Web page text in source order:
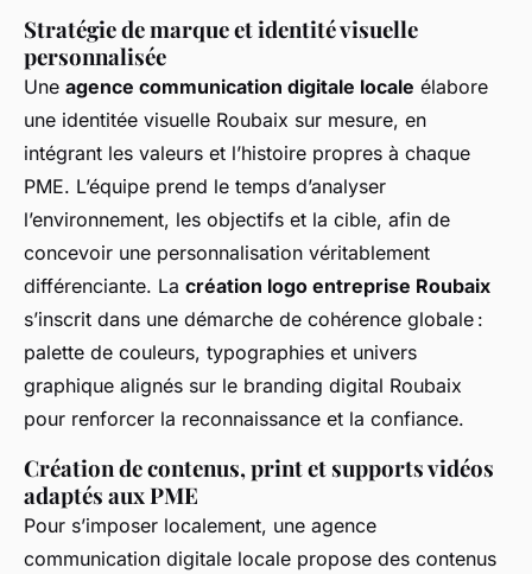
Stratégie de marque et identité visuelle
personnalisée
Une agence communication digitale locale élabore
une identitée visuelle Roubaix sur mesure, en
intégrant les valeurs et l’histoire propres à chaque
PME. L’équipe prend le temps d’analyser
l’environnement, les objectifs et la cible, afin de
concevoir une personnalisation véritablement
différenciante. La création logo entreprise Roubaix
s’inscrit dans une démarche de cohérence globale :
palette de couleurs, typographies et univers
graphique alignés sur le branding digital Roubaix
pour renforcer la reconnaissance et la confiance.
Création de contenus, print et supports vidéos
adaptés aux PME
Pour s’imposer localement, une agence
communication digitale locale propose des contenus